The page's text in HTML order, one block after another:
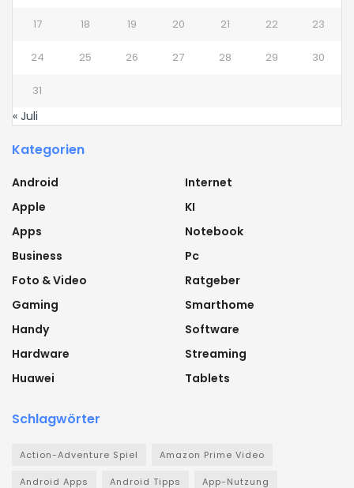
17 18 19 20 21 22 23
24 25 26 27 28 29 30
31
« Juli
Kategorien
Android
Apple
Apps
Business
Foto & Video
Gaming
Handy
Hardware
Huawei
Internet
KI
Notebook
Pc
Ratgeber
Smarthome
Software
Streaming
Tablets
Schlagwörter
Action-Adventure Spiel Amazon Prime Video
Android Apps Android Tipps App-Nutzung